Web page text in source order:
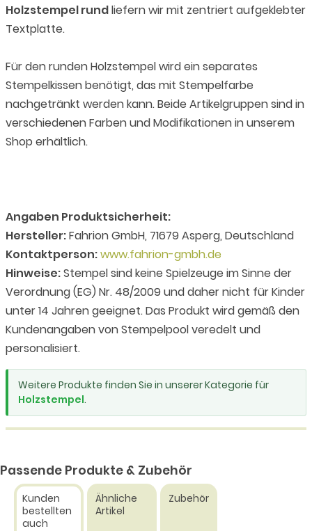
Holzstempel rundliefern wir mit zentriert aufgeklebter
Textplatte.
Für den runden Holzstempel wird ein separates
Stempelkissen benötigt, das mit Stempelfarbe
nachgetränkt werden kann. Beide Artikelgruppen sind in
verschiedenen Farben und Modifikationen in unserem
Shop erhältlich.
Angaben Produktsicherheit:
Hersteller:Fahrion GmbH, 71679 Asperg, Deutschland
Kontaktperson:www.fahrion-gmbh.de
Hinweise:Stempel sind keine Spielzeuge im Sinne der
Verordnung (EG) Nr. 48/2009 und daher nicht für Kinder
unter 14 Jahren geeignet. Das Produkt wird gemäß den
Kundenangaben von Stempelpool veredelt und
personalisiert.
Weitere Produkte finden Sie in unserer Kategorie für
Holzstempel.
Passende Produkte & Zubehör
Kunden
bestellten
auch
Ähnliche
Artikel
Zubehör